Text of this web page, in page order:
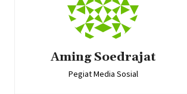
Aming Soedrajat
Pegiat Media Sosial